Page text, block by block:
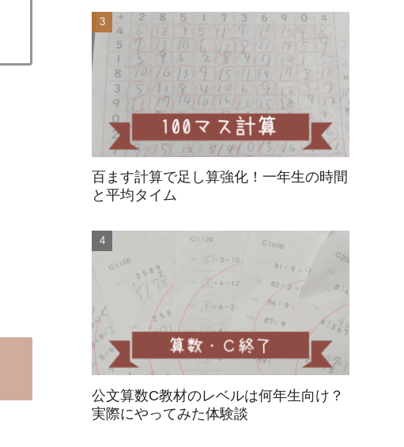
百ます計算で足し算強化！一年生の時間
と平均タイム
公文算数C教材のレベルは何年生向け？
実際にやってみた体験談